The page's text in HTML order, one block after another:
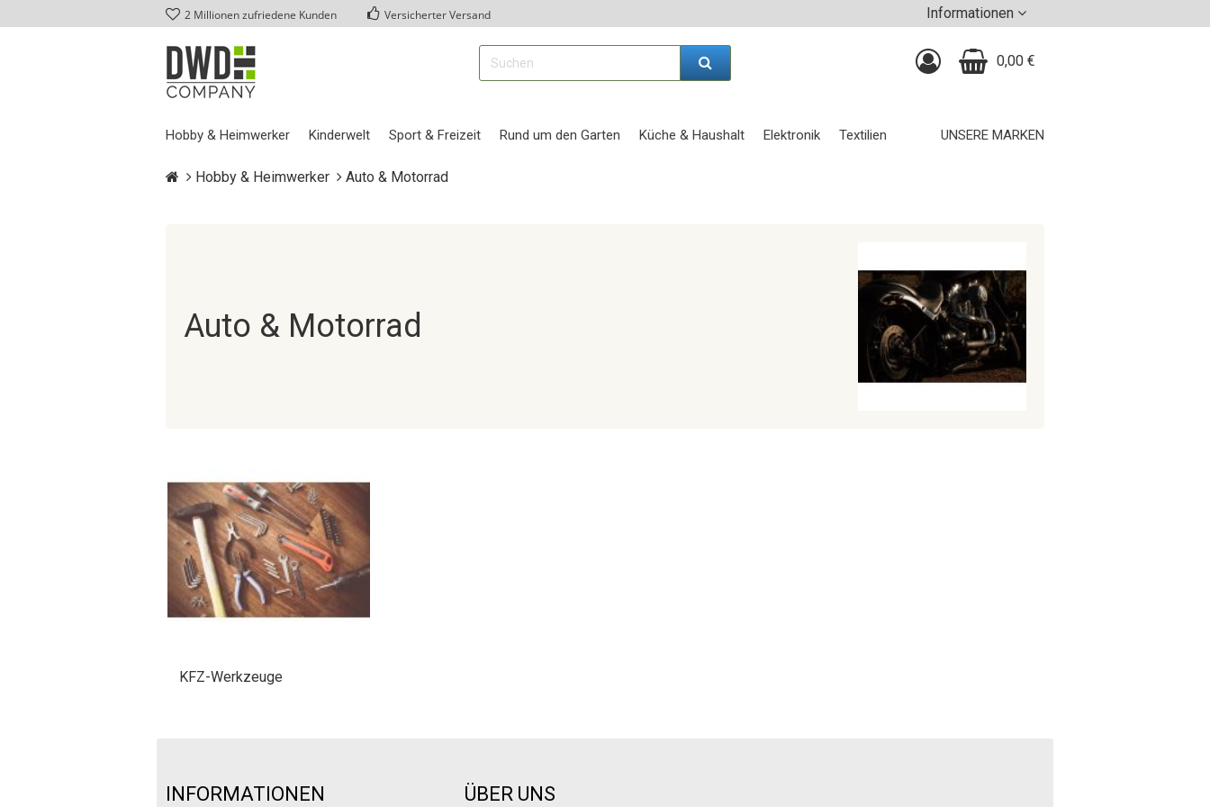
2 Millionen zufriedene Kunden Versicherter Versand Informationen
0,00 €
Hobby & Heimwerker Kinderwelt Sport & Freizeit Rund um den Garten Küche & Haushalt Elektronik Textilien UNSERE MARKEN
Hobby & Heimwerker Auto & Motorrad
Auto & Motorrad
KFZ-Werkzeuge
INFORMATIONEN ÜBER UNS